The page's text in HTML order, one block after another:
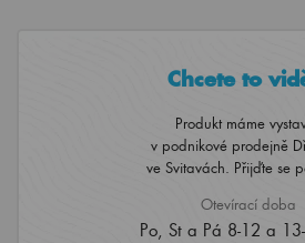
Chcete to
Produkt máme
v podnikové prodejně
ve Svitavách. Přijďte se
Otevírací doba
Po, St a Pá 8-12 a